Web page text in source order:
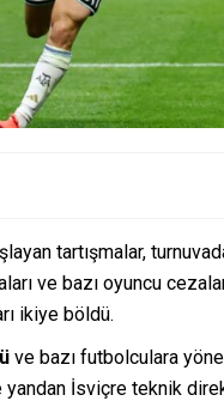
tartışmalar,
ve bazı oyuncu
ikiye böldü.
ve bazı futbolculara
İsviçre teknik